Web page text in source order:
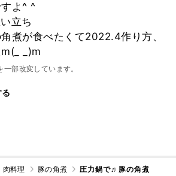
よ^ ^
立ち
煮が食べたくて2022.4作り方、
_)m
部改変しています。
肉料理 豚の角煮 圧力鍋で♬豚の角煮